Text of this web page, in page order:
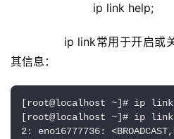
ip link help;
ip link常用于开启或关
其信息：
[root@localhost ~]# ip link
[root@localhost ~]# ip link
2: eno16777736: